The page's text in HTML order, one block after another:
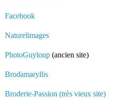
Facebook
Naturelimages
PhotoGuyloup (ancien site)
Brodamaryllis
Broderie-Passion (très vieux site)